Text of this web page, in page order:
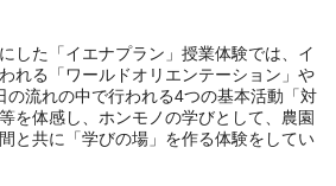
した「イエナプラン」授業体験では、イ
れる「ワールドオリエンテーション」や
の流れの中で行われる4つの基本活動「対
を体感し、ホンモノの学びとして、農園
と共に「学びの場」を作る体験をしてい